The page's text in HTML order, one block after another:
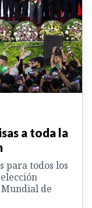
a toda la
para todos los
de